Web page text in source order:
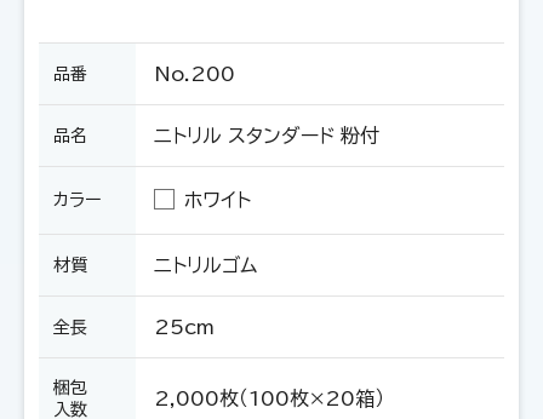
品番 No.200
品名 ニトリル スタンダード 粉付
カラー ホワイト
材質 ニトリルゴム
全長 25cm
梱包
入数
2,000枚（100枚×20箱）